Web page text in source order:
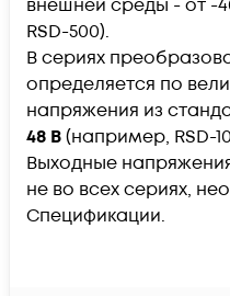
внешней среды - от -
RSD-500).
В сериях
определяется по
напряжения из
48 В(например, RSD-
Выходные
не во всех сериях,
Спецификации.